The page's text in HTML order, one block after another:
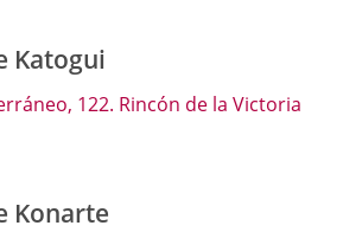
Katogui
122. Rincón de la Victoria
Konarte